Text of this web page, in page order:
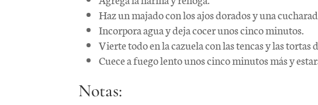
Haz un majado con los ajos dorados y una
Incorpora agua y deja cocer unos cinco minutos.
Vierte todo en la cazuela con las tencas y las tortas
Cuece a fuego lento unos cinco minutos más y
Notas: